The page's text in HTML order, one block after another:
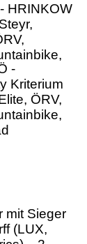
HRINKOW
mit Sieger
(LUX,